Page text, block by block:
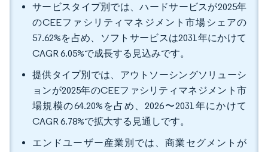
サービスタイプ別では、ハードサービスが2025年
のCEEファシリティマネジメント市場シェアの
57.62%を占め、ソフトサービスは2031年にかけて
CAGR 6.05%で成長する見込みです。
提供タイプ別では、アウトソーシングソリューシ
ョンが2025年のCEEファシリティマネジメント市
場規模の64.20%を占め、2026〜2031年にかけて
CAGR 6.78%で拡大する見通しです。
エンドユーザー産業別では、商業セグメントが